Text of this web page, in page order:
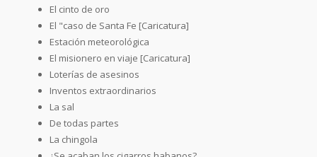
El cinto de oro
El "caso de Santa Fe [Caricatura]
Estación meteorológica
El misionero en viaje [Caricatura]
Loterías de asesinos
Inventos extraordinarios
La sal
De todas partes
La chingola